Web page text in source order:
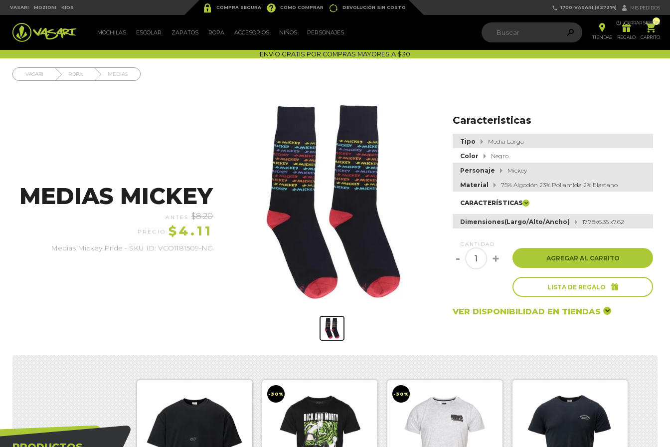
VASARI MOZIONI KIDS  COMPRA SEGURA  COMO COMPRAR  DEVOLUCIÓN SIN COSTO  1700-VASARI (827274)  MIS PEDIDOS
 CERRAR SESIÓN
 MOCHILAS ESCOLAR ZAPATOS ROPA ACCESORIOS NIÑOS PERSONAJES  
TIENDAS

REGALO
ຐ
CARRITO
ENVÍO GRATIS POR COMPRAS MAYORES A $30
VASARI ROPA MEDIAS
MEDIAS MICKEY
$8.20
$4.11
Medias Mickey Pride - SKU ID: VCO1181509-NG
Caracteristicas
Tipo
Media Larga
Color
Negro
Personaje
Mickey
Material
75% Algodón 23% Poliamida 2% Elastano
CARACTERÍSTICAS
Dimensiones(Largo/Alto/Ancho) 17.78x6.35 x7.62
CANTIDAD
- + AGREGAR AL CARRITO
LISTA DE REGALO 
VER DISPONIBILIDAD EN TIENDAS
-30% -30%